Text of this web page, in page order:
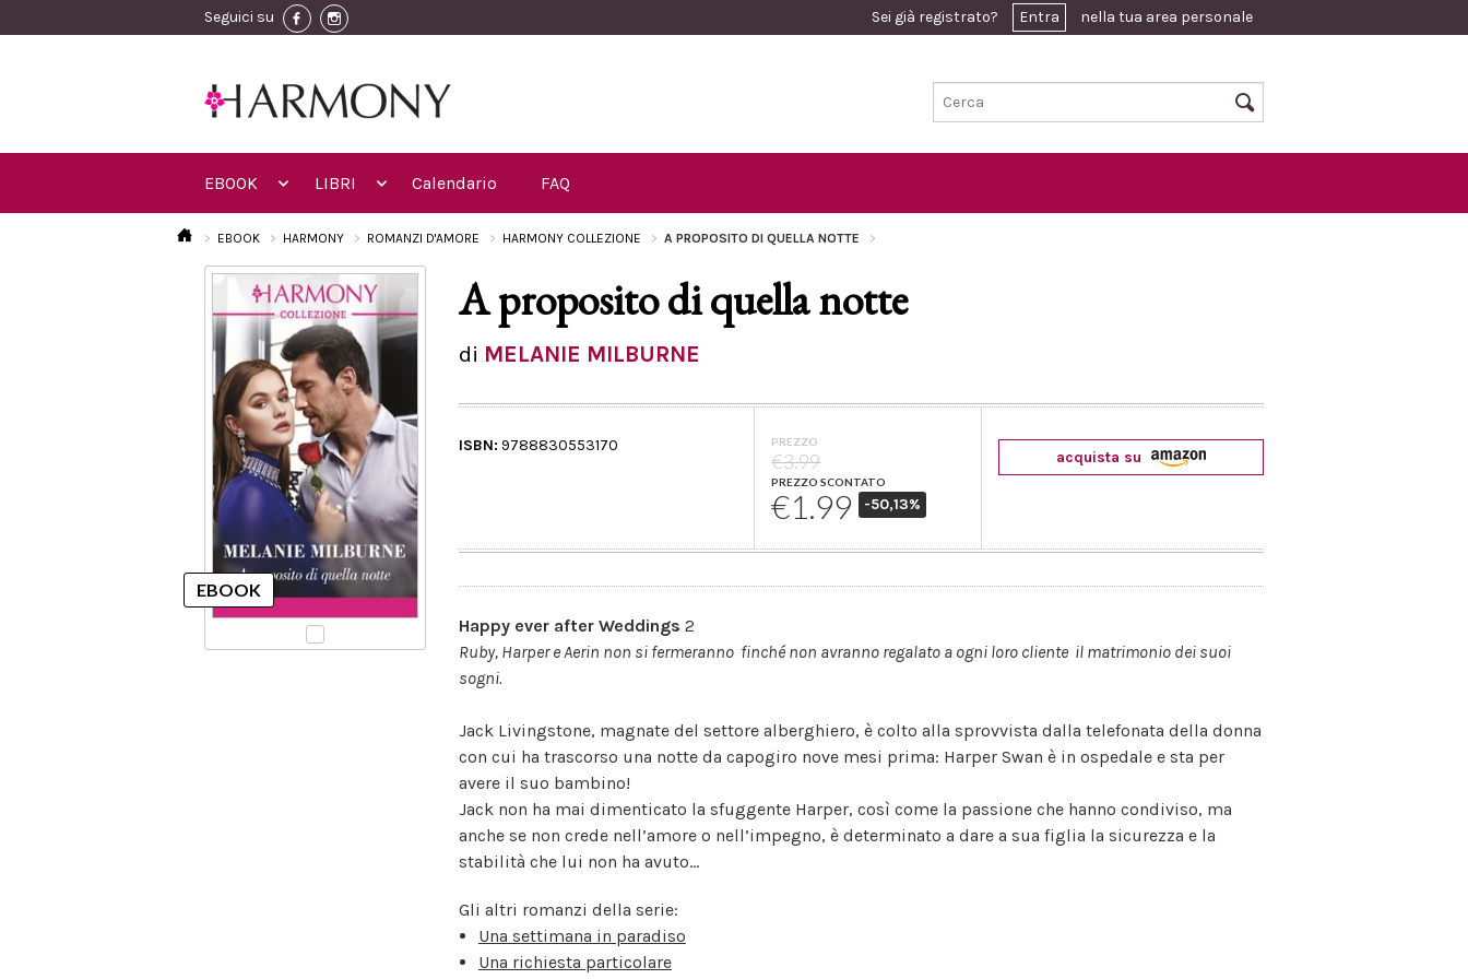
Seguici su Sei già registrato? Entra nella tua area personale
EBOOK LIBRI Calendario FAQ
EBOOK HARMONY ROMANZI D'AMORE HARMONY COLLEZIONE A PROPOSITO DI QUELLA NOTTE
A proposito di quella notte
di MELANIE MILBURNE
ISBN: 9788830553170 PREZZO
€3.99
PREZZO SCONTATO
€1.99 -50,13%
acquista su
Happy ever after Weddings 2
Ruby, Harper e Aerin non si fermeranno finché non avranno regalato a ogni loro cliente il matrimonio dei suoi
sogni.
Jack Livingstone, magnate del settore alberghiero, è colto alla sprovvista dalla telefonata della donna
con cui ha trascorso una notte da capogiro nove mesi prima: Harper Swan è in ospedale e sta per
avere il suo bambino!
Jack non ha mai dimenticato la sfuggente Harper, così come la passione che hanno condiviso, ma
anche se non crede nell’amore o nell’impegno, è determinato a dare a sua figlia la sicurezza e la
stabilità che lui non ha avuto…
Gli altri romanzi della serie:
Una settimana in paradiso
Una richiesta particolare